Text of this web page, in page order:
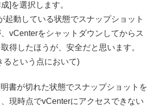
]を選択します。
起動している状態でスナップショット
vCenterをシャットダウンしてからス
得したほうが、安全だと思います。
るという点において)
書が切れた状態でスナップショットを
現時点でvCenterにアクセスできない